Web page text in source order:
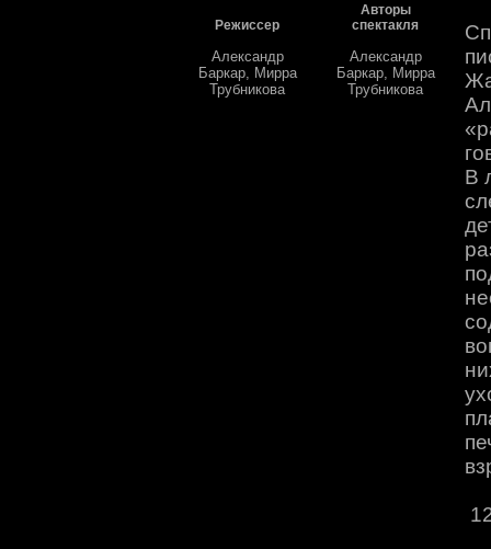
Режиссер
Александр
Баркар, Мирра
Трубникова
Авторы
спектакля
Александр
Баркар, Мирра
Трубникова
В